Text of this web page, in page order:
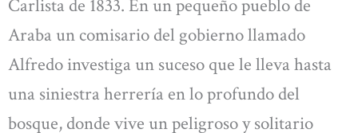
Carlista de 1833. En un pequeño pueblo de
Araba un comisario del gobierno llamado
Alfredo investiga un suceso que le lleva hasta
una siniestra herrería en lo profundo del
bosque, donde vive un peligroso y solitario